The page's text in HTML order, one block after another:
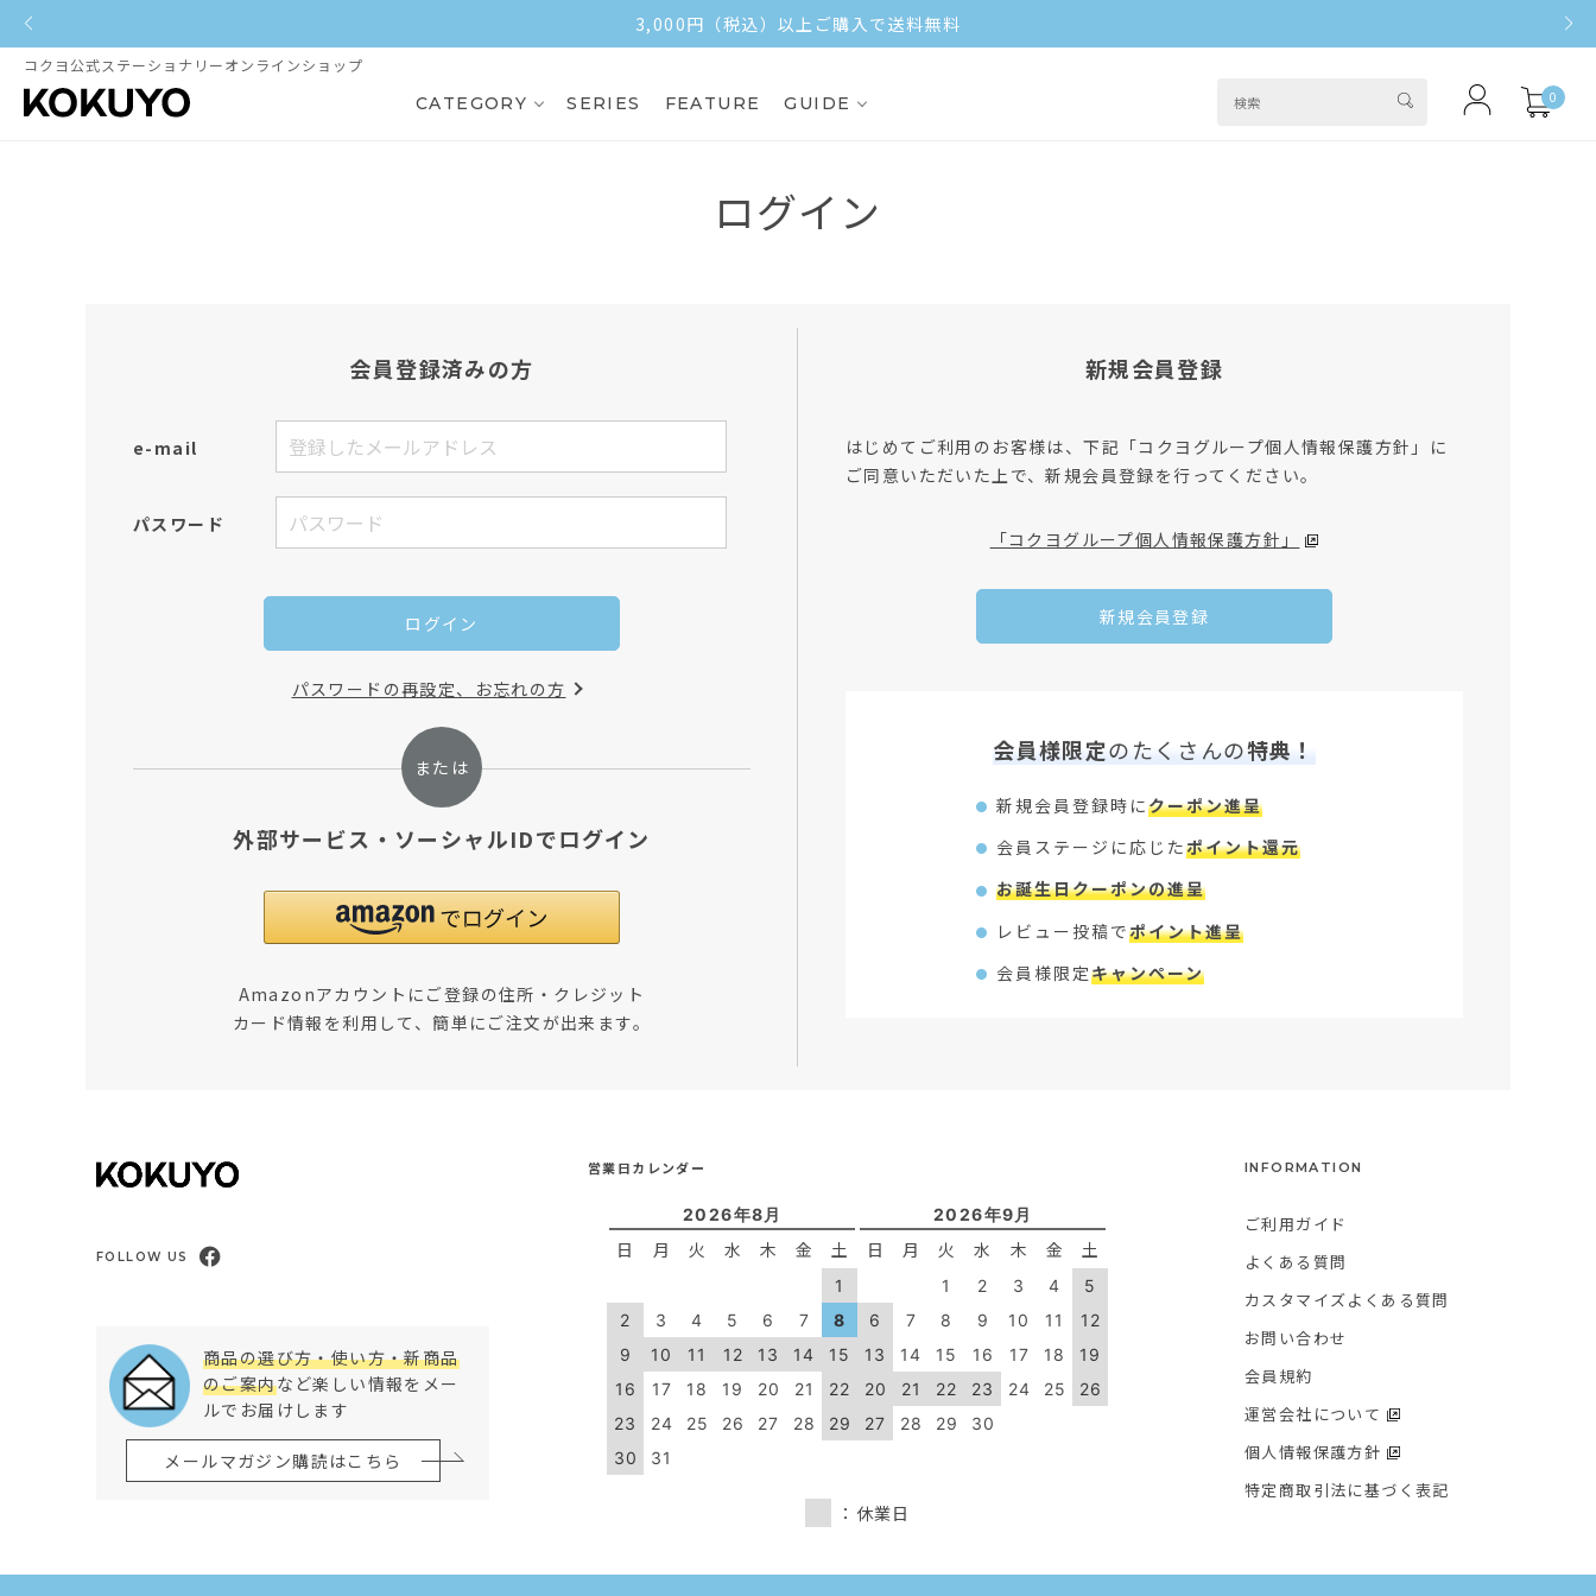
3,000円（税込）以上ご購入で送料無料
コクヨ公式ステーショナリーオンラインショップ
CATEGORY SERIES FEATURE GUIDE 0
ログイン
会員登録済みの方
e-mail
パスワード
ログイン
パスワードの再設定、お忘れの方
外部サービス・ソーシャルIDでログイン
Amazonアカウントにご登録の住所・クレジット
カード情報を利用して、簡単にご注文が出来ます。
新規会員登録
はじめてご利用のお客様は、下記「コクヨグループ個人情報保護方針」に
ご同意いただいた上で、新規会員登録を行ってください。
「コクヨグループ個人情報保護方針」
新規会員登録
会員様限定のたくさんの特典！
新規会員登録時にクーポン進呈
会員ステージに応じたポイント還元
お誕生日クーポンの進呈
レビュー投稿でポイント進呈
会員様限定キャンペーン
FOLLOW US
商品の選び方・使い方・新商品
のご案内など楽しい情報をメー
ルでお届けします
メールマガジン購読はこちら
営業日カレンダー
2026年8月
日 月 火 水 木 金 土
1
2
3 4 5 6 7
8
9
10 11 12 13 14
15
16
17 18 19 20 21
22
23
24 25 26 27 28
29
30
31
2026年9月
日 月 火 水 木 金 土
1 2 3 4
5
6
7 8 9 10 11
12
13
14 15 16 17 18
19
20
21 22 23 24 25
26
27
28 29 30
：休業日
INFORMATION
ご利用ガイド
よくある質問
カスタマイズよくある質問
お問い合わせ
会員規約
運営会社について
個人情報保護方針
特定商取引法に基づく表記